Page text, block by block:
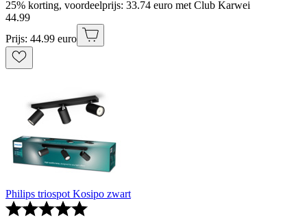
25% korting, voordeelprijs: 33.74 euro met Club Karwei
44.99
Prijs: 44.99 euro
Philips triospot Kosipo zwart